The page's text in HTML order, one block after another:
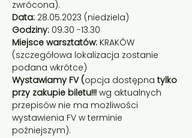
zwrócona).
Data: 28.05.2023 (niedziela)
Godziny: 09.30 -13.30
Miejsce warsztatów: KRAKÓW
(szczegółowa lokalizacja zostanie
podana wkrótce)
Wystawiamy FV (opcja dostępna tylko
przy zakupie biletu!!! wg aktualnych
przepisów nie ma możliwości
wystawienia FV w terminie
poźniejszym).